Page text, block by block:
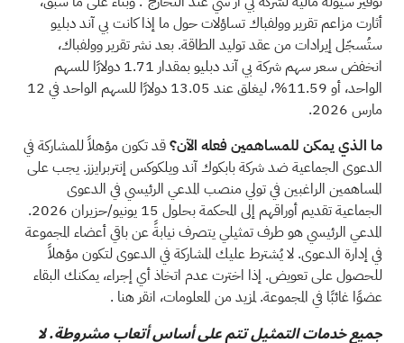
أثارت مزاعم تقرير وولفباك تساؤلات حول ما إذا كانت بي آند دبليو
ستُسجّل إيرادات من عقد توليد الطاقة. بعد نشر تقرير وولفباك،
انخفض سعر سهم شركة بي آند دبليو بمقدار 1.71 دولارًا للسهم
الواحد، أو 11.59%، ليغلق عند 13.05 دولارًا للسهم الواحد في 12
مارس 2026.
ما الذي يمكن للمساهمين فعله الآن؟قد تكون مؤهلاً للمشاركة في
الدعوى الجماعية ضد شركة بابكوك آند ويلكوكس إنتربرايزز. يجب على
المساهمين الراغبين في تولي منصب المدعي الرئيسي في الدعوى
الجماعية تقديم أوراقهم إلى المحكمة بحلول 15 يونيو/حزيران 2026.
المدعي الرئيسي هو طرف تمثيلي يتصرف نيابةً عن باقي أعضاء المجموعة
في إدارة الدعوى. لا يُشترط عليك المشاركة في الدعوى لتكون مؤهلاً
للحصول على تعويض. إذا اخترت عدم اتخاذ أي إجراء، يمكنك البقاء
عضوًا غائبًا في المجموعة. لمزيد من المعلومات، انقر هنا .
جميع خدمات التمثيل تتم على أساس أتعاب مشروطة. لا